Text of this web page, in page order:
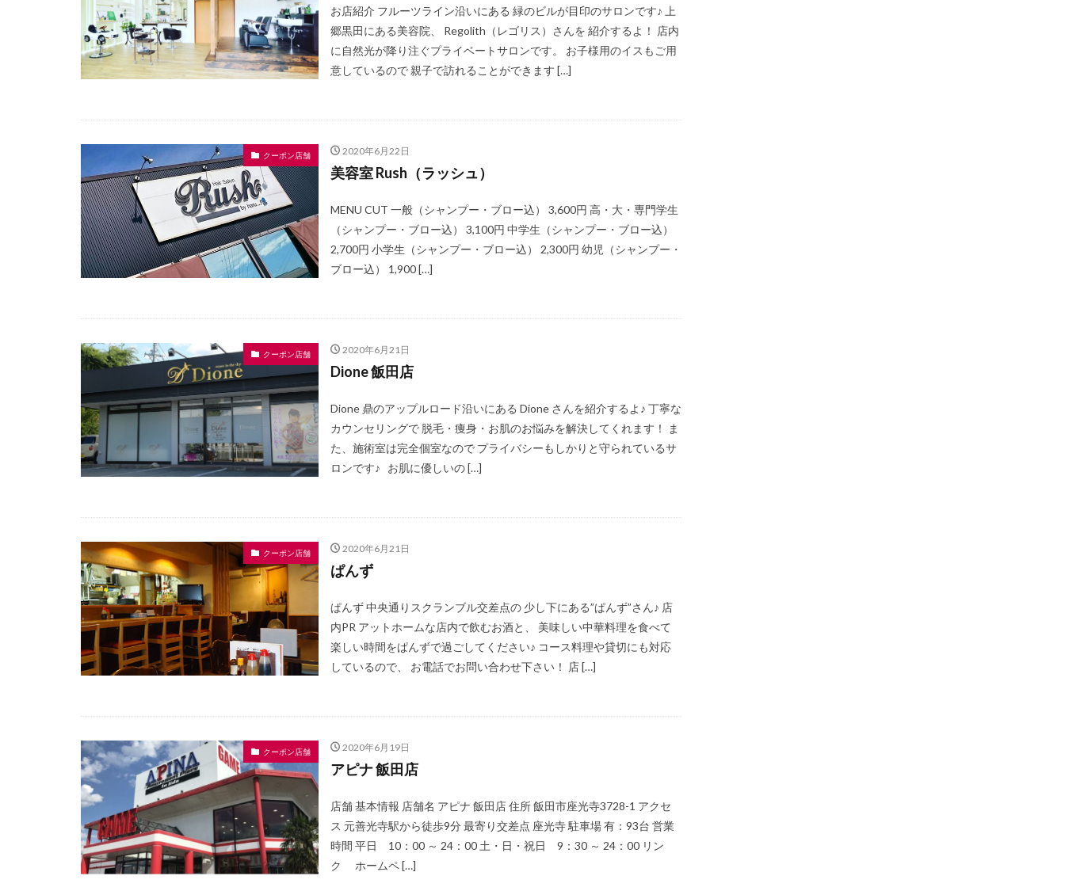
お店紹介 フルーツライン沿いにある 緑のビルが目印のサロンです♪ 上
郷黒田にある美容院、 Regolith（レゴリス）さんを 紹介するよ！ 店内
に自然光が降り注ぐプライベートサロンです。 お子様用のイスもご用
意しているので 親子で訪れることができます […]
クーポン店舗 2020年6月22日
美容室 Rush（ラッシュ）
MENU CUT 一般（シャンプー・ブロー込） 3,600円 高・大・専門学生
（シャンプー・ブロー込） 3,100円 中学生（シャンプー・ブロー込）
2,700円 小学生（シャンプー・ブロー込） 2,300円 幼児（シャンプー・
ブロー込） 1,900 […]
クーポン店舗 2020年6月21日
Dione 飯田店
Dione 鼎のアップルロード沿いにある Dione さんを紹介するよ♪ 丁寧な
カウンセリングで 脱毛・痩身・お肌のお悩みを解決してくれます！ ま
た、施術室は完全個室なので プライバシーもしかりと守られているサ
ロンです♪ お肌に優しいの […]
クーポン店舗 2020年6月21日
ぱんず
ぱんず 中央通りスクランブル交差点の 少し下にある”ぱんず”さん♪ 店
内PR アットホームな店内で飲むお酒と、 美味しい中華料理を食べて
楽しい時間をぱんずで過ごしてください♪ コース料理や貸切にも対応
しているので、 お電話でお問い合わせ下さい！ 店 […]
クーポン店舗 2020年6月19日
アピナ 飯田店
店舗 基本情報 店舗名 アピナ 飯田店 住所 飯田市座光寺3728-1 アクセ
ス 元善光寺駅から徒歩9分 最寄り交差点 座光寺 駐車場 有：93台 営業
時間 平日 10：00 ～ 24：00 土・日・祝日 9：30 ～ 24：00 リン
ク ホームペ […]